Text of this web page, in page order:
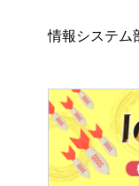
情報システム